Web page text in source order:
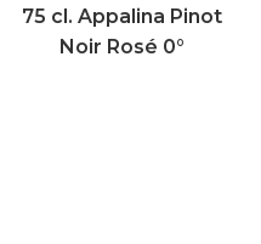
75 cl. Appalina Pinot
Noir Rosé 0°